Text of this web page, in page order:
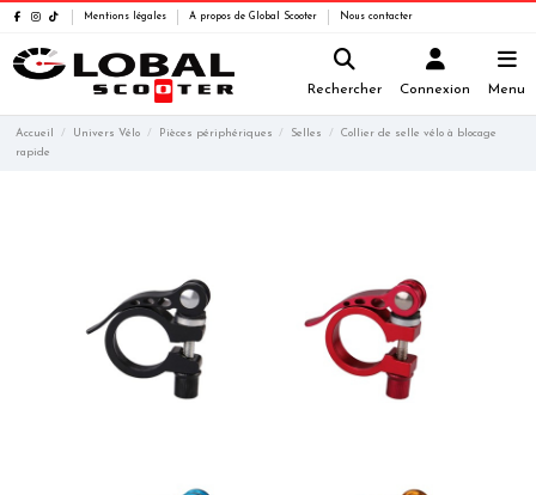
Mentions légales A propos de Global Scooter Nous contacter
Rechercher Connexion Menu
Accueil Univers Vélo Pièces périphériques Selles
Collier de selle vélo à blocage
rapide